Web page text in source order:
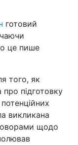
готовий
це пише
того, як
підготовку
викликана
щодо